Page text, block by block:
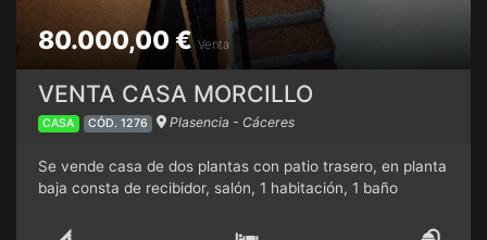
VENTA CASA MORCILLO
CASA CÓD. 1276 Plasencia - Cáceres
80.000,00 €Venta
Se vende casa de dos plantas con patio trasero, en planta
baja consta de recibidor, salón, 1 habitación, 1 baño
de escalera de acceso 3 dormitorios y un baño completo.